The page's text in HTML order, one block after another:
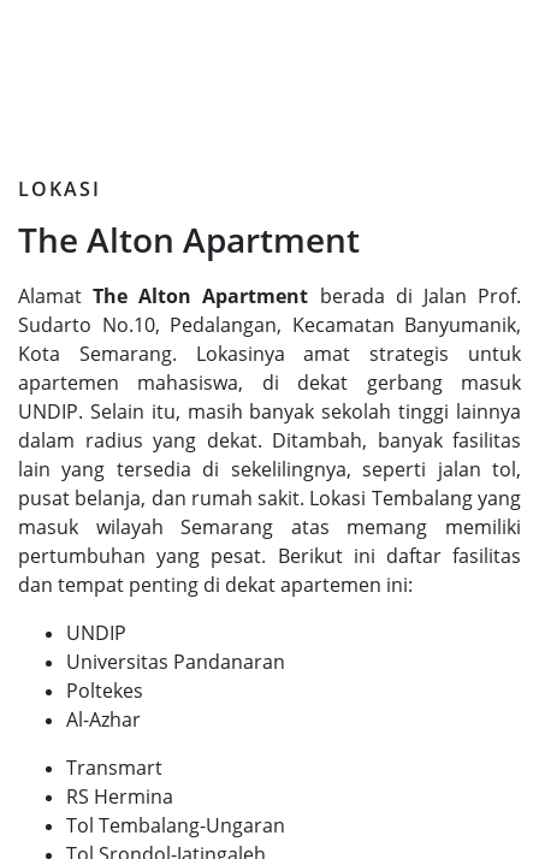
LOKASI
The Alton Apartment
AlamatThe Alton Apartment berada di Jalan Prof.
Sudarto No.10, Pedalangan, Kecamatan Banyumanik,
Kota Semarang. Lokasinya amat strategis untuk
apartemen mahasiswa, di dekat gerbang masuk
UNDIP. Selain itu, masih banyak sekolah tinggi lainnya
dalam radius yang dekat. Ditambah, banyak fasilitas
lain yang tersedia di sekelilingnya, seperti jalan tol,
pusat belanja, dan rumah sakit. Lokasi Tembalang yang
masuk wilayah Semarang atas memang memiliki
pertumbuhan yang pesat. Berikut ini daftar fasilitas
dan tempat penting di dekat apartemen ini:
UNDIP
Universitas Pandanaran
Poltekes
Al-Azhar
Transmart
RS Hermina
Tol Tembalang-Ungaran